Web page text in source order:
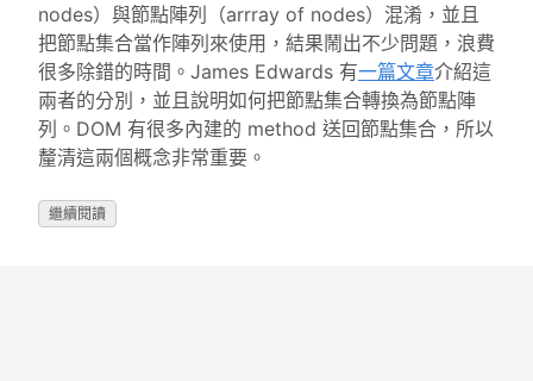
nodes）與節點陣列（arrray of nodes）混淆，並且
把節點集合當作陣列來使用，結果鬧出不少問題，浪費
很多除錯的時間。James Edwards 有一篇文章介紹這
兩者的分別，並且說明如何把節點集合轉換為節點陣
列。DOM 有很多內建的 method 送回節點集合，所以
釐清這兩個概念非常重要。
繼續閱讀